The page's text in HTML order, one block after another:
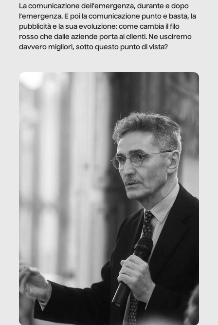
La comunicazione dell’emergenza, durante e dopo
l’emergenza. E poi la comunicazione punto e basta, la
pubblicità e la sua evoluzione: come cambia il filo
rosso che dalle aziende porta ai clienti. Ne usciremo
davvero migliori, sotto questo punto di vista?